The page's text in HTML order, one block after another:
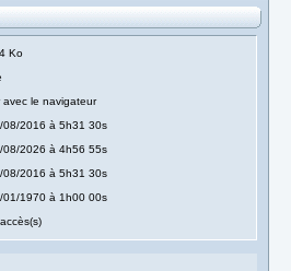
Ko
avec le navigateur
08/2016 à 5h31 30s
08/2026 à 4h56 55s
08/2016 à 5h31 30s
01/1970 à 1h00 00s